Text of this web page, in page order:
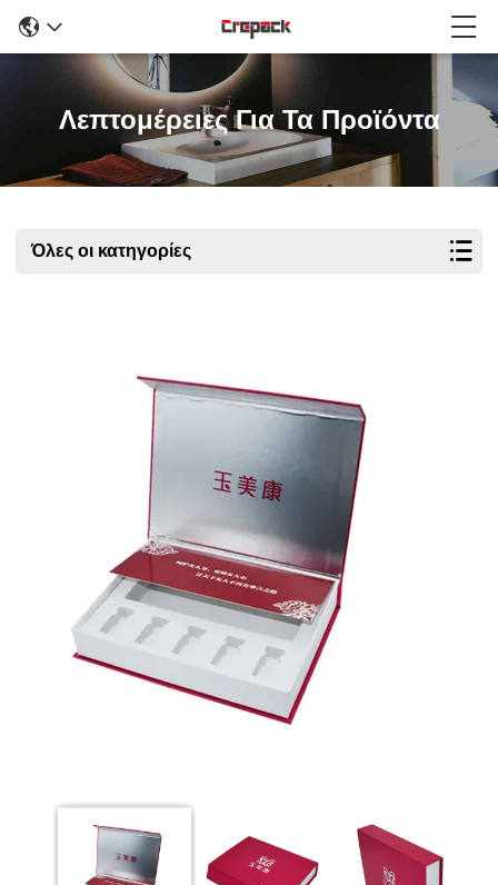
Λεπτομέρειες Για Τα Προϊόντα
Όλες οι κατηγορίες